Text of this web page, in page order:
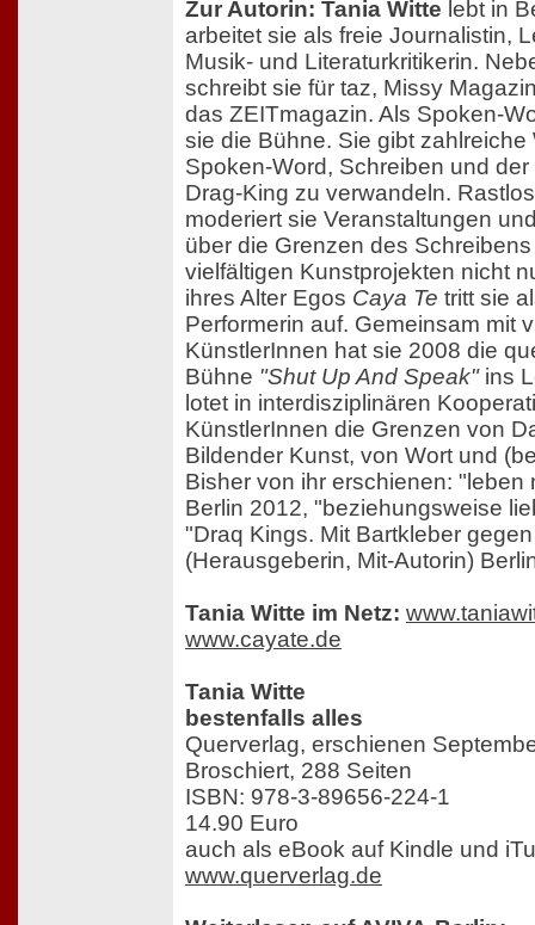
Zur Autorin: Tania Witte lebt in
arbeitet sie als freie Journalistin,
Musik- und Literaturkritikerin.
schreibt sie für taz, Missy
das ZEITmagazin. Als Spoken-
sie die Bühne. Sie gibt
Spoken-Word, Schreiben und
Drag-King zu verwandeln.
moderiert sie Veranstaltungen
über die Grenzen des
vielfältigen Kunstprojekten nicht
ihres Alter Egos Caya Te tritt sie
Performerin auf. Gemeinsam mit
KünstlerInnen hat sie 2008 die
Bühne "Shut Up And Speak"ins
lotet in interdisziplinären
KünstlerInnen die Grenzen von
Bildender Kunst, von Wort und
Bisher von ihr erschienen: "leben
Berlin 2012, "beziehungsweise
"Draq Kings. Mit Bartkleber
(Herausgeberin, Mit-Autorin)
Tania Witte im Netz:
www.cayate.de
Tania Witte
bestenfalls alles
Querverlag, erschienen
Broschiert, 288 Seiten
ISBN: 978-3-89656-224-1
14.90 Euro
auch als eBook auf Kindle und
www.querverlag.de